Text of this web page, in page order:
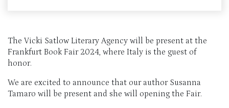
The Vicki Satlow Literary Agency will be present at the
Frankfurt Book Fair 2024, where Italy is the guest of
honor.
We are excited to announce that our author Susanna
Tamaro will be present and she will opening the Fair.